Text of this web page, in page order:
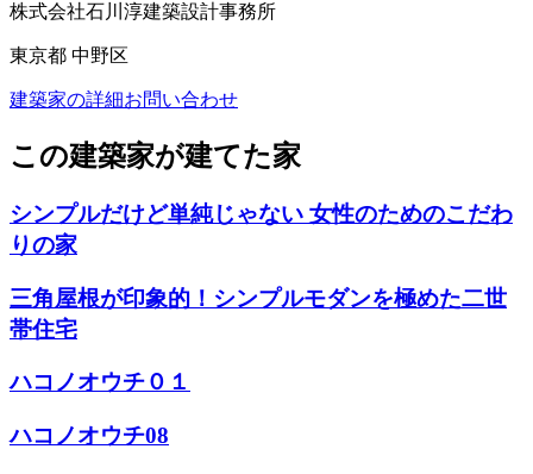
株式会社石川淳建築設計事務所
東京都 中野区
建築家の詳細お問い合わせ
この建築家が建てた家
シンプルだけど単純じゃない 女性のためのこだわ
りの家
三角屋根が印象的！シンプルモダンを極めた二世
帯住宅
ハコノオウチ０１
ハコノオウチ08